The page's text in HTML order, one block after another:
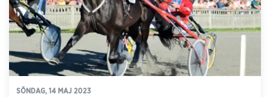
SÖNDAG, 14 MAJ 2023